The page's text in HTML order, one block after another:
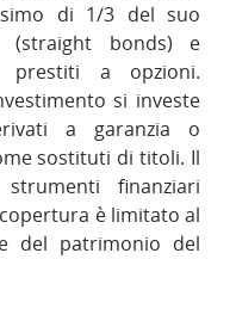
di 1/3 del suo
(straight bonds) e
prestiti a opzioni.
si investe
a garanzia o
sostituti di titoli. Il
finanziari
è limitato al
del patrimonio del